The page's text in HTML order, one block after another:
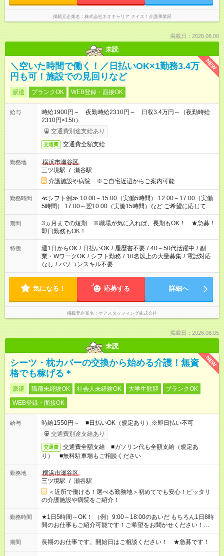
掲載元企業名 株式会社ネオキャリア ナイス！介護事業部
掲載日：2026.08.06
未読
NEW
＼空いた時間で働く！／日払いOK×1勤務3.4万
円も可！施設での見回りなど
派遣 ブランクOK WEB登録・面接OK
給与
時給1900円～ 夜勤時給2310円～ 日収3.4万円～（夜勤時給
2310円×15h）
交通費別途支給あり
交通費 交通費全額支給
勤務地
横浜市瀬谷区
三ツ境駅 / 瀬谷駅
介護施設や病院 ※ご自宅近辺からご案内可能
勤務時間
≪シフト例≫ 10:00～15:00（実働5時間） 12:00～17:00（実働
5時間） 17:00～翌10:00（実働15時間）など ご希望に応じて、
働く時間は調整できます！ お気軽に担当へ相談ください！
期間
3ヵ月までの短期 ※職場が気に入れば、長期もOK！ ★急募！
即日勤務もOK！
特徴 週1日からOK / 日払いOK / 履歴書不要 / 40～50代活躍中 / 副
業・WワークOK / シフト勤務 / 10名以上の大量募集 / 電話対応
なし / パソコンスキル不要
気になる！ 応募する 詳細へ
掲載元企業名 ケアスタッフィング株式会社
掲載日：2026.08.05
未読
NEW
シーツ・枕カバーの交換から始める介護！無資
格でも稼げる＊
派遣 職種未経験OK 社会人未経験OK 大学生歓迎
ブランクOK
WEB登録・面接OK
給与
時給1550円～ ■日払いOK（規定あり）※即日払い不可
交通費別途支給あり
交通費
交通費全額支給 ■ガソリン代も全額支給（規定あ
り） ■無料駐車場もご相談ください
勤務地
横浜市瀬谷区
三ツ境駅 / 瀬谷駅
＜近所で働ける！選べる勤務地＞初めてでも安心！ピッタリ
の介護施設や病院をご紹介！
勤務時間
★1日5時間～OK！ （例）9:00～18:00のあいだ もちろん1日8時
間のお仕事もご紹介可能です！ご希望をお聞かせください！★家
庭の都合でお休みが必要な場合も遠慮なくご相談ください。 ※
週最低15時間以上の勤務が必要です
期間 長期のお仕事です。開始日はご相談ください！ ★急募です！